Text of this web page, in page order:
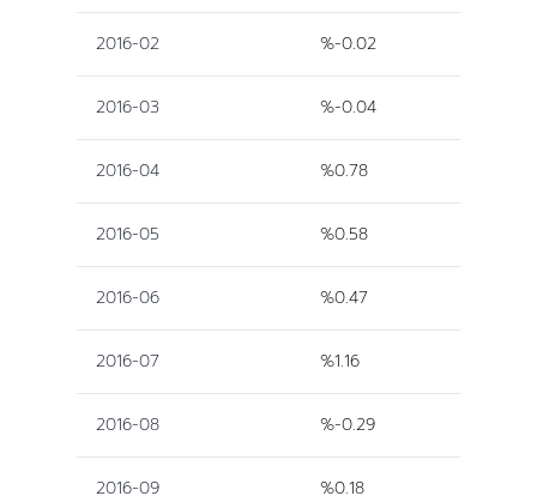
2016-02 %-0.02
2016-03 %-0.04
2016-04 %0.78
2016-05 %0.58
2016-06 %0.47
2016-07 %1.16
2016-08 %-0.29
2016-09 %0.18